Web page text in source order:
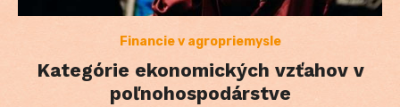
Financie v agropriemysle
Kategórie ekonomických vzťahov v
poľnohospodárstve